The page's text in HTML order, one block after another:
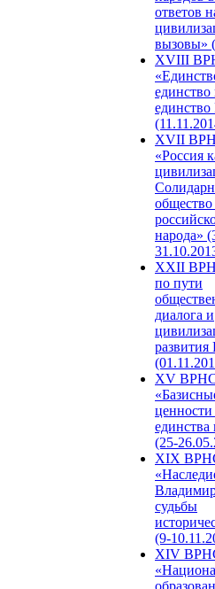
ответов
вызовы»
XVIII
единство
единство
XVII
«Россия
народа»
XXII
по пути
диалога и
развития
XV
единства
(25-
XIX
судьбы
(9-
XIV